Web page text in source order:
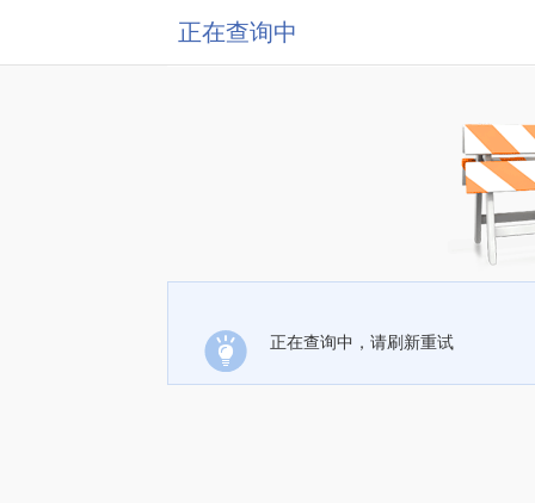
正在查询中
正在查询中，请刷新重试